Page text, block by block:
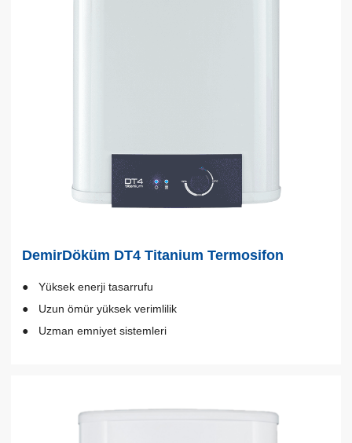
DemirDöküm DT4 Titanium Termosifon
Yüksek enerji tasarrufu
Uzun ömür yüksek verimlilik
Uzman emniyet sistemleri